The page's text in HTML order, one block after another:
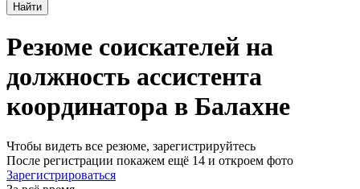
Найти
Резюме соискателей на
должность ассистента
координатора в Балахне
Чтобы видеть все резюме, зарегистрируйтесь
После регистрации покажем ещё 14 и откроем фото
Зарегистрироваться